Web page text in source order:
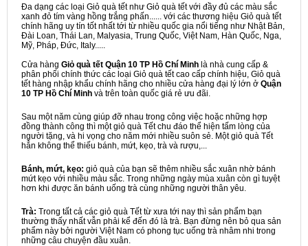
Đa dạng các loại Giỏ quà tết như Giỏ quà tết với đầy đủ các màu sắc
xanh đỏ tím vàng hồng trắng phấn...... với các thương hiệu Giỏ quà tết
chính hãng uy tín tốt nhất tới từ nhiều quốc gia nổi tiếng như Nhật Bản,
Đài Loan, Thái Lan, Malyasia, Trung Quốc, Việt Nam, Hàn Quốc, Nga,
Mỹ, Pháp, Đức, Italy.....
Cửa hàng Giỏ quà tết Quận 10 TP Hồ Chí Minh là nhà cung cấp &
phân phối chính thức các loại Giỏ quà tết cao cấp chính hiệu, Giỏ quà
tết hàng nhập khẩu chính hãng cho nhiều cửa hàng đại lý lớn ở Quận
10 TP Hồ Chí Minh và trên toàn quốc giá rẻ ưu đãi.
Sau một năm cùng giúp đỡ nhau trong công việc hoặc những hợp
đồng thành công thì một giỏ quà Tết chu đáo thể hiện tấm lòng của
người tặng, và hi vọng cho năm mới nhiều suôn sẻ. Một giỏ quà Tết
hẳn không thể thiếu bánh, mứt, kẹo, trà và rượu,...
Bánh, mứt, kẹo: giỏ quà của bạn sẽ thêm nhiều sắc xuân nhờ bánh
mứt kẹo với nhiều màu sắc. Trong những ngày mùa xuân còn gì tuyệt
hơn khi được ăn bánh uống trà cùng những người thân yêu.
Trà: Trong tất cả các giỏ quà Tết từ xưa tới nay thì sản phẩm bạn
thường thấy nhất vẫn phải kể đến đó là trà. Bạn đừng nên bỏ qua sản
phẩm này bởi người Việt Nam có phong tục uống trà nhâm nhi trong
những câu chuyện đầu xuân.